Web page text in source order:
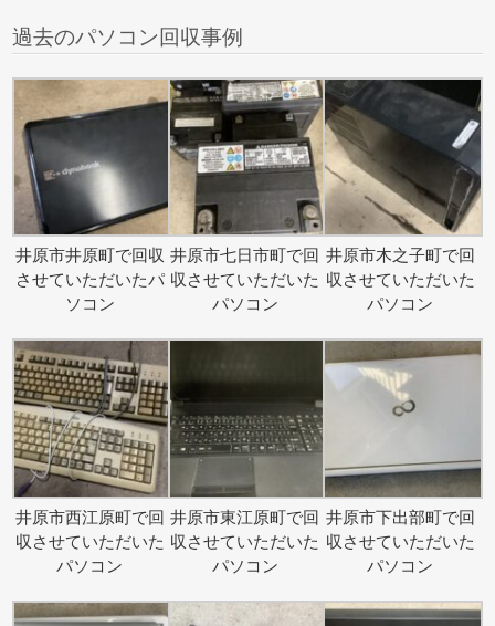
過去のパソコン回収事例
井原市井原町で回収
させていただいたパ
ソコン
井原市七日市町で回
収させていただいた
パソコン
井原市木之子町で回
収させていただいた
パソコン
井原市西江原町で回
収させていただいた
パソコン
井原市東江原町で回
収させていただいた
パソコン
井原市下出部町で回
収させていただいた
パソコン